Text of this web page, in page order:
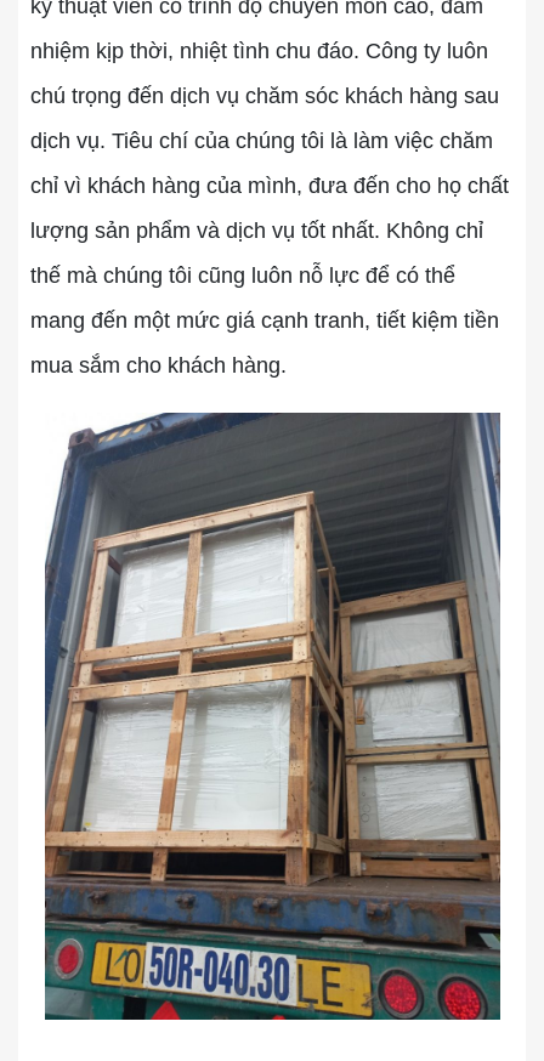
kỹ thuật viên có trình độ chuyên môn cao, đảm
nhiệm kịp thời, nhiệt tình chu đáo. Công ty luôn
chú trọng đến dịch vụ chăm sóc khách hàng sau
dịch vụ. Tiêu chí của chúng tôi là làm việc chăm
chỉ vì khách hàng của mình, đưa đến cho họ chất
lượng sản phẩm và dịch vụ tốt nhất. Không chỉ
thế mà chúng tôi cũng luôn nỗ lực để có thể
mang đến một mức giá cạnh tranh, tiết kiệm tiền
mua sắm cho khách hàng.